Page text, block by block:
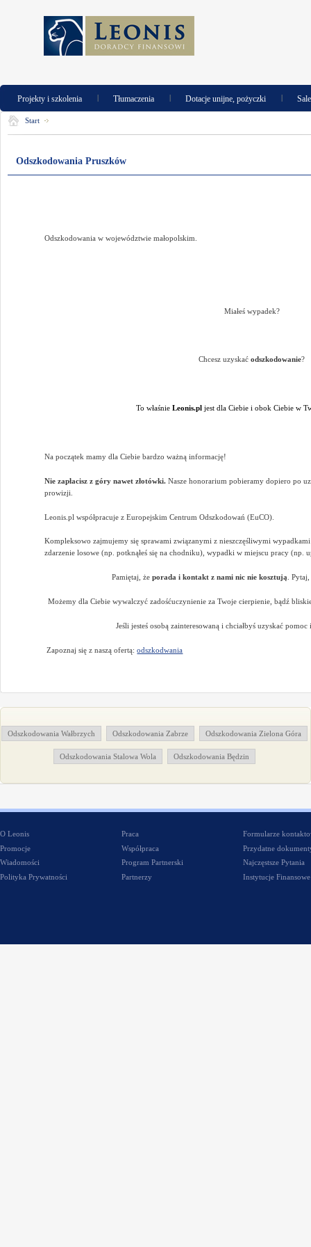
Projekty i szkolenia | Tłumaczenia | Dotacje unijne, pożyczki |
Start
Odszkodowania Pruszków
Odszkodowania w województwie małopolskim.
Miałeś wypadek?
Chcesz uzyskać odszkodowanie?
To właśnie Leonis.pl jest dla Ciebie i obok Ciebie w
Na początek mamy dla Ciebie bardzo ważną informację!
Nie zapłacisz z góry nawet złotówki. Nasze honorarium pobieramy dopiero po
prowizji.
Leonis.pl współpracuje z Europejskim Centrum Odszkodowań (EuCO).
Kompleksowo zajmujemy się sprawami związanymi z nieszczęśliwymi
zdarzenie losowe (np. potknąłeś się na chodniku), wypadki w miejscu pracy
Pamiętaj, że porada i kontakt z nami nic nie kosztują .
Możemy dla Ciebie wywalczyć zadośćuczynienie za Twoje cierpienie, bądź
Jeśli jesteś osobą zainteresowaną i chciałbyś uzyskać
Zapoznaj się z naszą ofertą:odszkodwania
Odszkodowania Wałbrzych Odszkodowania Zabrze Odszkodowania Zielona Góra
Odszkodowania Stalowa Wola Odszkodowania Będzin
O Leonis
Promocje
Wiadomości
Polityka Prywatności
Praca
Współpraca
Program Partnerski
Partnerzy
Formularze
Przydatne
Najczęstsze Pytania
Instytucje Finansowe